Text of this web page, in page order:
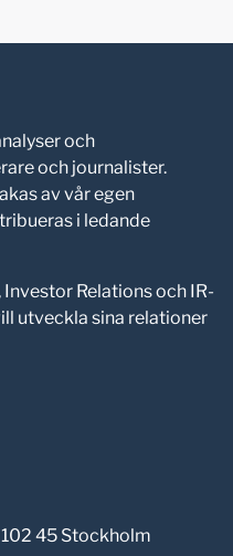
och
och journalister.
av vår egen
i ledande
Relations och IR-
utveckla sina relationer
45 Stockholm